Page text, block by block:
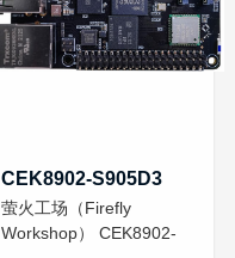
CEK8902-S905D3
萤火工场（Firefly
Workshop） CEK8902-